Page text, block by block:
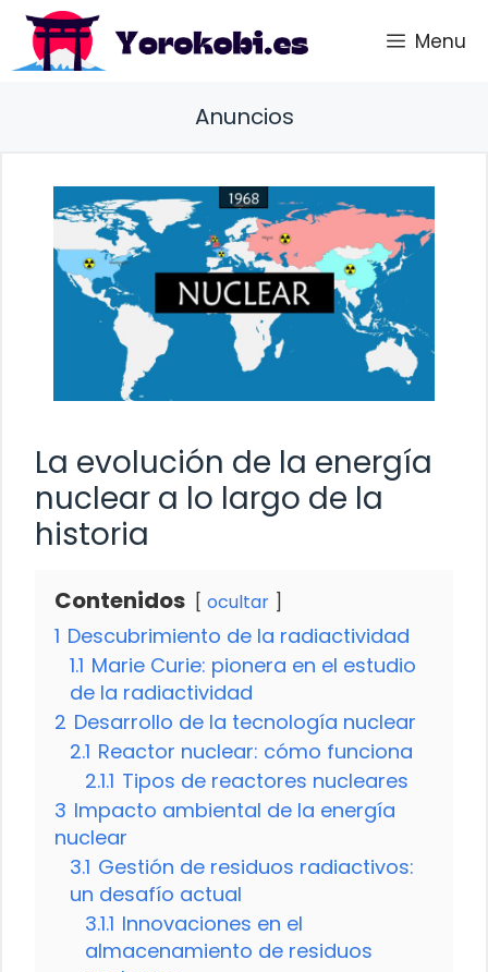
Saltar
contenido
Menu
Anuncios
La evolución de la energía
nuclear a lo largo de la
historia
Contenidos ocultar
1 Descubrimiento de la radiactividad
1.1 Marie Curie: pionera en el estudio
de la radiactividad
2 Desarrollo de la tecnología nuclear
2.1 Reactor nuclear: cómo funciona
2.1.1 Tipos de reactores nucleares
3 Impacto ambiental de la energía
nuclear
3.1 Gestión de residuos radiactivos:
un desafío actual
3.1.1 Innovaciones en el
almacenamiento de residuos